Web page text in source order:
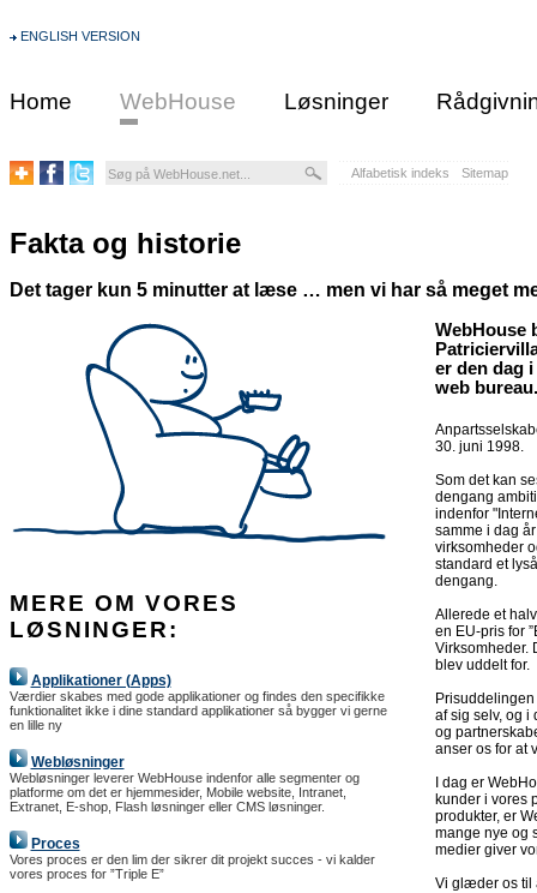
ENGLISH VERSION
Home WebHouse Løsninger
Alfabetisk indeks Sitemap
Fakta og historie
Det tager kun 5 minutter at læse … men vi har så meget
MERE OM VORES
LØSNINGER:
Applikationer (Apps)
Værdier skabes med gode applikationer og findes den specifikke
funktionalitet ikke i dine standard applikationer så bygger vi gerne
en lille ny
Webløsninger
Webløsninger leverer WebHouse indenfor alle segmenter og
platforme om det er hjemmesider, Mobile website, Intranet,
Extranet, E-shop, Flash løsninger eller CMS løsninger.
Proces
Vores proces er den lim der sikrer dit projekt succes - vi kalder
vores proces for ”Triple E”
WebHouse
er den dag
web bureau.
30. juni 1998.
Som det kan
dengang
indenfor
samme i dag
virksomheder
standard et
dengang.
Allerede et
en EU-pris for
Virksomheder.
blev uddelt for.
af sig selv, og
og
anser os for at
I dag er
kunder i vores
produkter, er
mange nye og
medier giver
Vi glæder os til